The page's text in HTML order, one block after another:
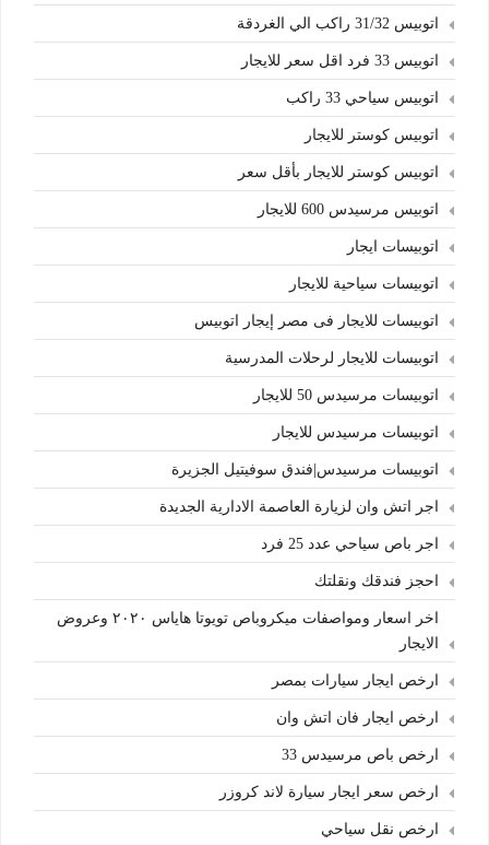
اتوبيس 31/32 راكب الي الغردقة
اتوبيس 33 فرد اقل سعر للايجار
اتوبيس سياحي 33 راكب
اتوبيس كوستر للايجار
اتوبيس كوستر للايجار بأقل سعر
اتوبيس مرسيدس 600 للايجار
اتوبيسات ايجار
اتوبيسات سياحية للايجار
اتوبيسات للايجار فى مصر إيجار اتوبيس
اتوبيسات للايجار لرحلات المدرسية
اتوبيسات مرسيدس 50 للايجار
اتوبيسات مرسيدس للايجار
اتوبيسات مرسيدس|فندق سوفيتيل الجزيرة
اجر اتش وان لزيارة العاصمة الادارية الجديدة
اجر باص سياحي عدد 25 فرد
احجز فندقك ونقلتك
اخر اسعار ومواصفات ميكروباص تويوتا هاياس ٢٠٢٠ وعروض
الايجار
ارخص ايجار سيارات بمصر
ارخص ايجار فان اتش وان
ارخص باص مرسيدس 33
ارخص سعر ايجار سيارة لاند كروزر
ارخص نقل سياحي